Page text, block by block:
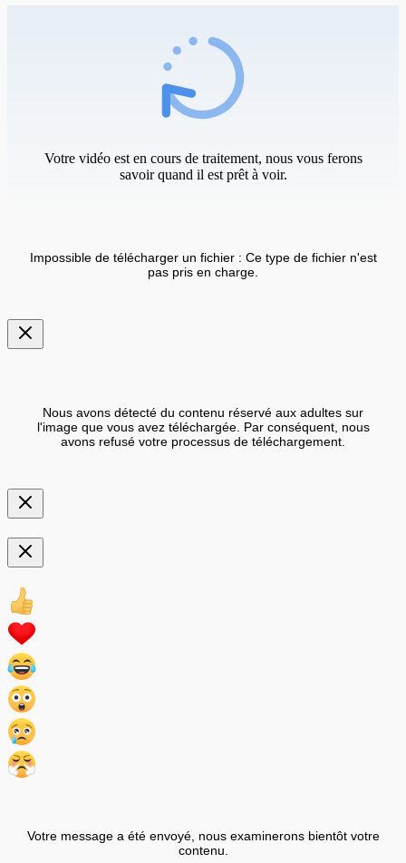
Votre vidéo est en cours de traitement, nous vous ferons
savoir quand il est prêt à voir.
Impossible de télécharger un fichier : Ce type de fichier n'est
pas pris en charge.
Nous avons détecté du contenu réservé aux adultes sur
l'image que vous avez téléchargée. Par conséquent, nous
avons refusé votre processus de téléchargement.
Votre message a été envoyé, nous examinerons bientôt votre
contenu.